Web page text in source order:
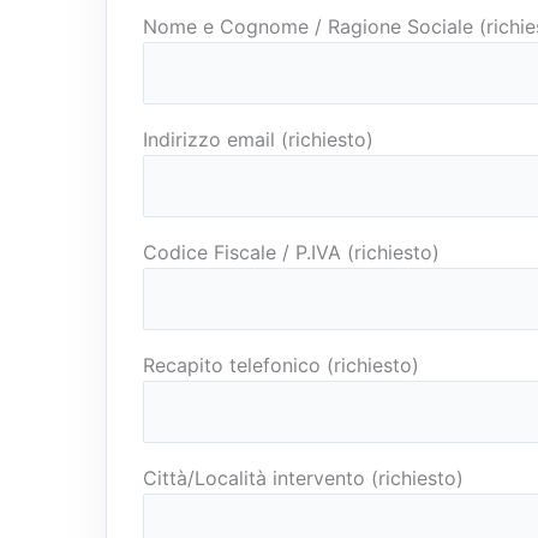
Nome e Cognome / Ragione Sociale
Indirizzo email (richiesto)
Codice Fiscale / P.IVA (richiesto)
Recapito telefonico (richiesto)
Città/Località intervento (richiesto)